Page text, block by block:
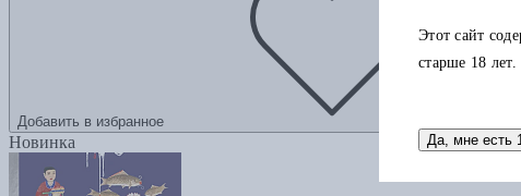
Добавить в избранное
Новинка
Этот сайт
старше 18
Да, мне есть